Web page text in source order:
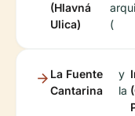
(Hlavná
Ulica)
(
La Fuente
Cantarina
y
la